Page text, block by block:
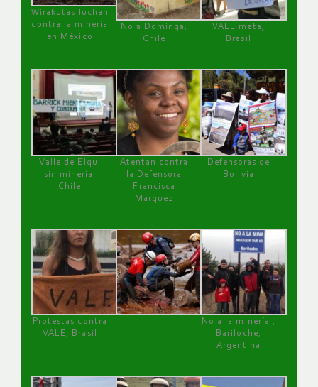
Wirakutas luchan
contra la minería
en México
No a Dominga,
Chile
VALE mata,
Brasil
Valle de Elqui
sin minería.
Chile
Atentan contra
la Defensora
Francisca
Márquez
Defensoras de
Bolivia
Protestas contra
VALE, Brasil
No a la minería ,
Bariloche,
Argentina